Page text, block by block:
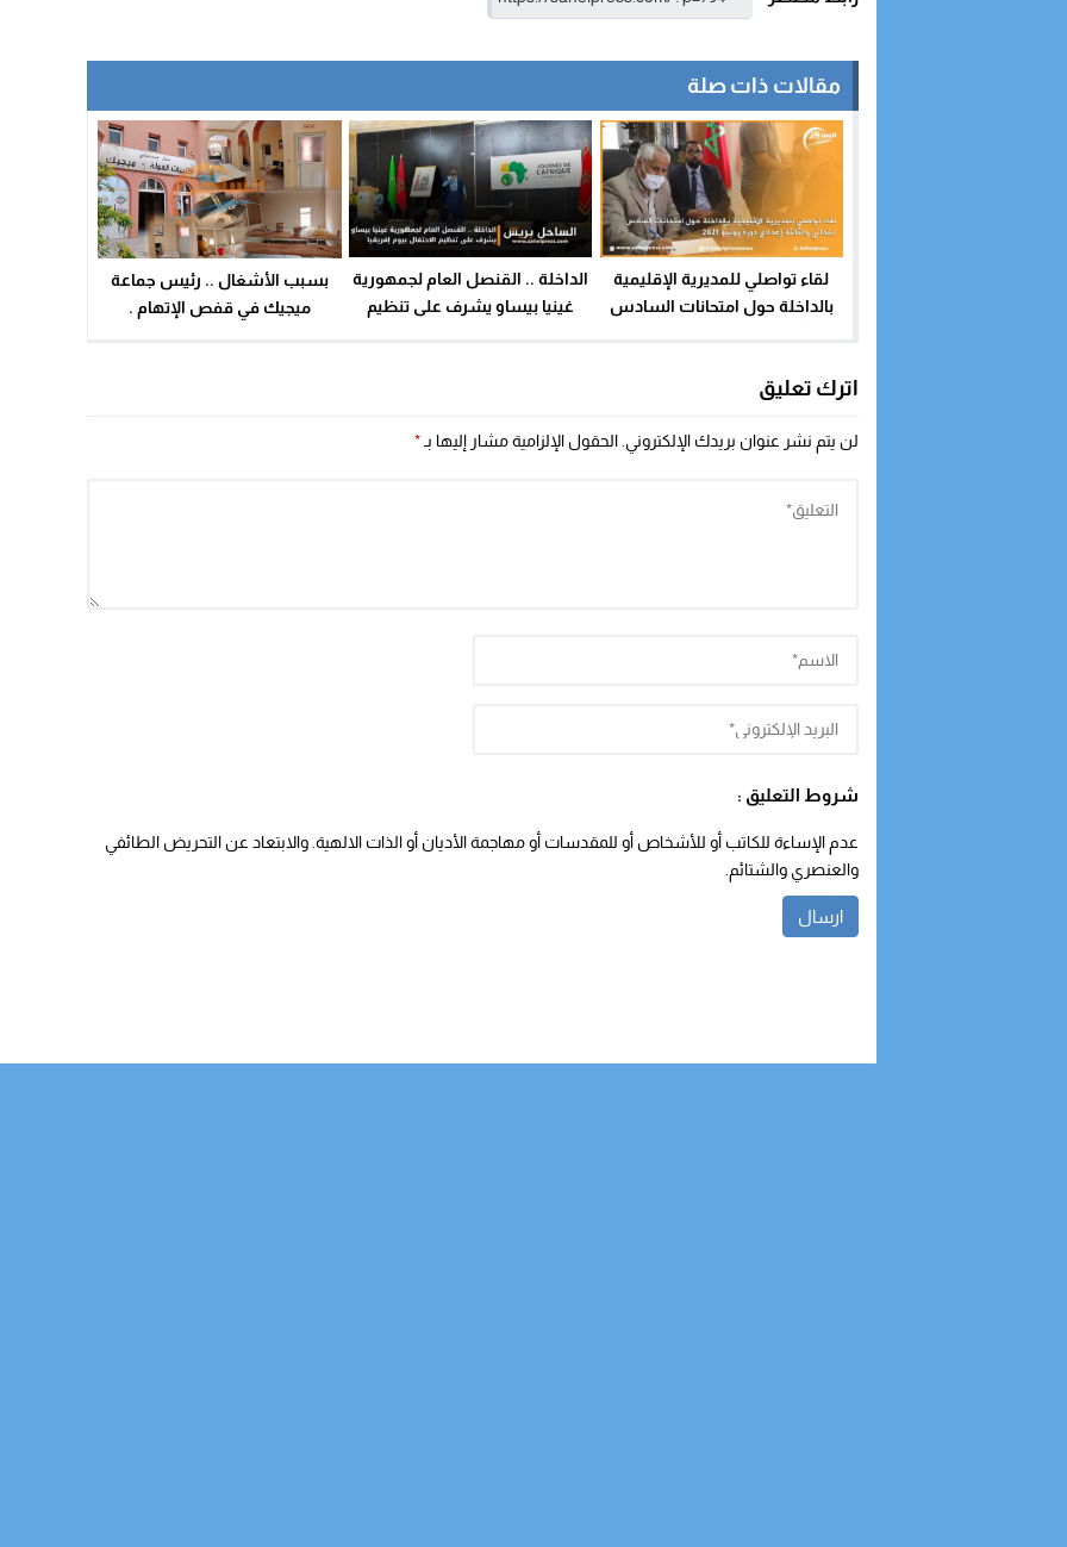
مقالات ذات صلة
لقاء تواصلي للمديرية الإقليمية
بالداخلة حول امتحانات السادس
الداخلة .. القنصل العام لجمهورية
غينيا بيساو يشرف على تنظيم
بسبب الأشغال .. رئيس جماعة
ميجيك في قفص الإتهام .
اترك تعليق
لن يتم نشر عنوان بريدك الإلكتروني.الحقول الإلزامية مشار إليها بـ*
شروط التعليق :
عدم الإساءة للكاتب أو للأشخاص أو للمقدسات أو مهاجمة الأديان أو الذات الالهية. والابتعاد عن التحريض الطائفي
والعنصري والشتائم.